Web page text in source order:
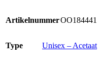
ArtikelnummerOO184441
Type Unisex – Acetaat